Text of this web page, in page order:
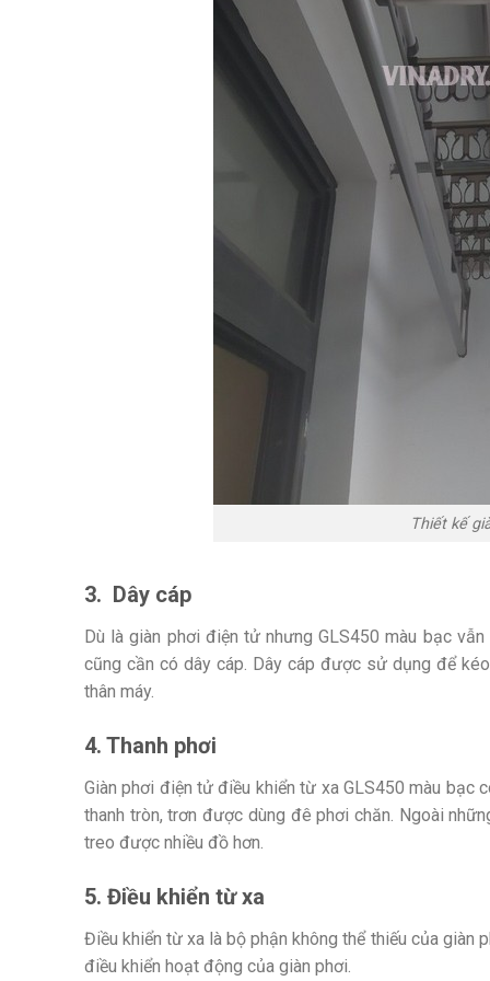
Thiết kế
3. Dây cáp
Dù là giàn phơi điện tử nhưng GLS450 màu bạc
cũng cần có dây cáp. Dây cáp được sử dụng để
thân máy.
4. Thanh phơi
Giàn phơi điện tử điều khiển từ xa GLS450 màu bạc
thanh tròn, trơn được dùng đê phơi chăn. Ngoài
treo được nhiều đồ hơn.
5. Điều khiển từ xa
Điều khiển từ xa là bộ phận không thể thiếu của giàn
điều khiển hoạt động của giàn phơi.